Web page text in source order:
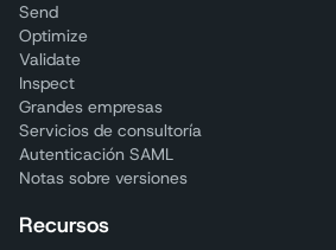
Send
Optimize
Validate
Inspect
Grandes empresas
Servicios de consultoría
Autenticación SAML
Notas sobre versiones
Recursos